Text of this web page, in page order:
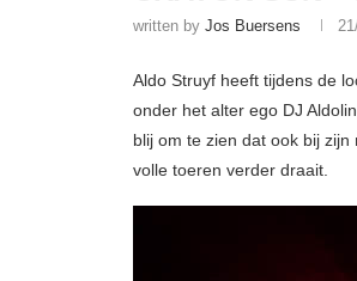
written by Jos Buersens
Aldo Struyf heeft tijdens de
onder het alter ego DJ
blij om te zien dat ook bij
volle toeren verder draait.